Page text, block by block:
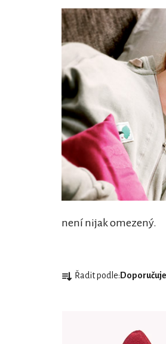
není nijak omezený.
a
Řadit podle: